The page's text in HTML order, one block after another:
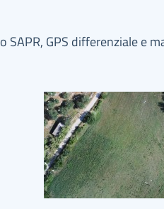
GPS differenziale e